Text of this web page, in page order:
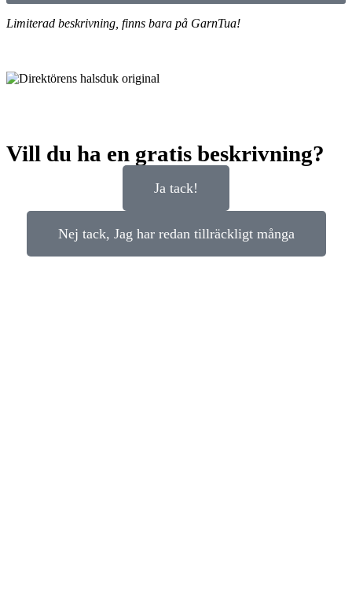
Limiterad beskrivning, finns bara på GarnTua!
Vill du ha en gratis beskrivning?
Ja tack!
Nej tack, Jag har redan tillräckligt många